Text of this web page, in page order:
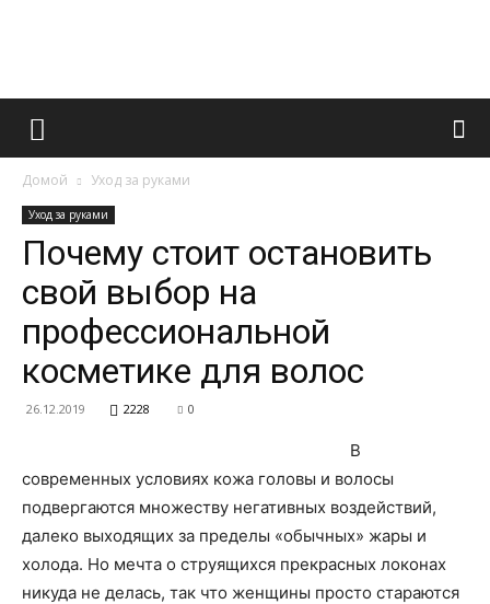
Французский
и
о
нем
Домой Уход за руками
Уход за руками
Почему стоит остановить
свой выбор на
профессиональной
косметике для волос
26.12.2019 2228 0
В
современных условиях кожа головы и волосы
подвергаются множеству негативных воздействий,
далеко выходящих за пределы «обычных» жары и
холода. Но мечта о струящихся прекрасных локонах
никуда не делась, так что женщины просто стараются